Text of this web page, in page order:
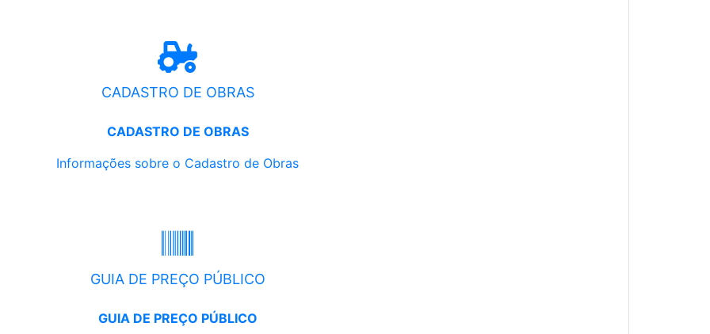
CADASTRO DE OBRAS
CADASTRO DE OBRAS
Informações sobre o Cadastro de Obras
GUIA DE PREÇO PÚBLICO
GUIA DE PREÇO PÚBLICO